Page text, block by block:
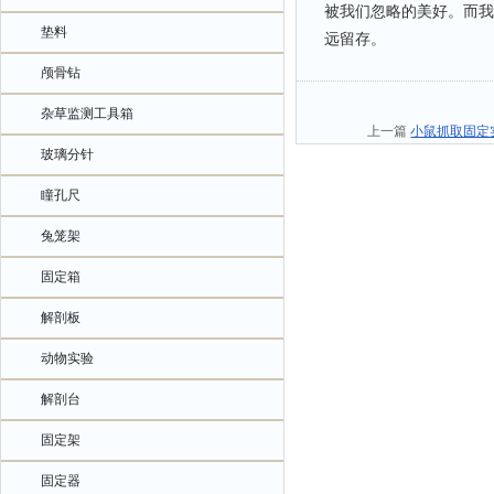
垫料
颅骨钻
杂草监测工具箱
玻璃分针
瞳孔尺
兔笼架
固定箱
解剖板
动物实验
解剖台
固定架
固定器
被我们忽略的美好。而
远留存。
上一篇小鼠抓取固